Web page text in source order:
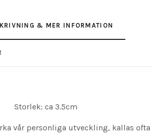
& MER INFORMATION
Storlek: ca 3.5cm
vår personliga utveckling, kallas ofta